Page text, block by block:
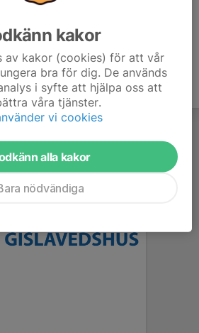
kakor
av kakor (cookies) för att vår
bra för dig. De används
i syfte att hjälpa oss att
våra tjänster.
vi cookies
alla kakor
nödvändiga